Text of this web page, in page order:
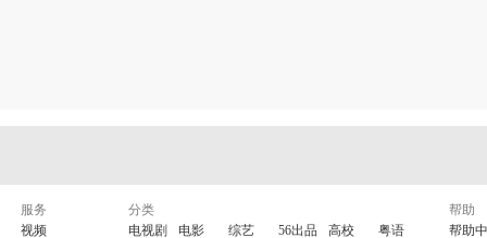
服务
视频
分类
电视剧
电影 综艺 56出品 高校
粤语
帮助
帮助